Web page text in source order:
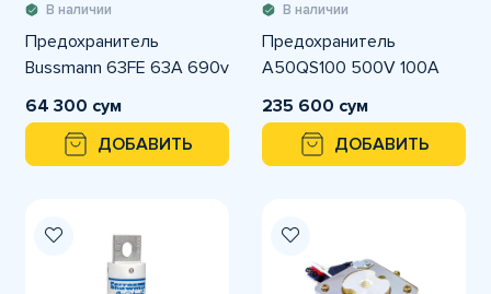
В наличии
Предохранитель
Bussmann 63FE 63A 690v
64 300 сум
ДОБАВИТЬ
В наличии
Предохранитель
A50QS100 500V 100A
235 600 сум
ДОБАВИТЬ